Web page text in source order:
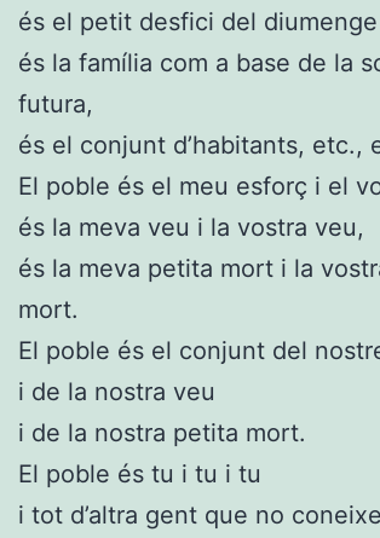
és el petit desfici del
és la família com a base de la
futura,
és el conjunt d’habitants, etc.,
El poble és el meu esforç i el
és la meva veu i la vostra veu,
és la meva petita mort i la
mort.
El poble és el conjunt del
i de la nostra veu
i de la nostra petita mort.
El poble és tu i tu i tu
i tot d’altra gent que no